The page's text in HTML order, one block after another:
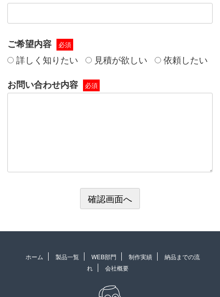
ご希望内容 必須
詳しく知りたい 見積が欲しい
依頼したい
お問い合わせ内容
必須
ホーム 製品一覧 WEB部門 制作実績
納品までの流
れ
会社概要